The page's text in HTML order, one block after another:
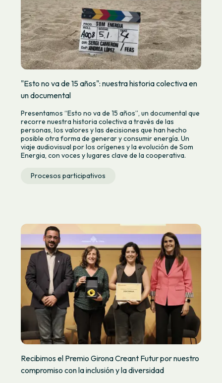
"Esto no va de 15 años": nuestra historia colectiva en
un documental
Presentamos “Esto no va de 15 años”, un documental que
recorre nuestra historia colectiva a través de las
personas, los valores y las decisiones que han hecho
posible otra forma de generar y consumir energía. Un
viaje audiovisual por los orígenes y la evolución de Som
Energia, con voces y lugares clave de la cooperativa.
Procesos participativos
Recibimos el Premio Girona Creant Futur por nuestro
compromiso con la inclusión y la diversidad